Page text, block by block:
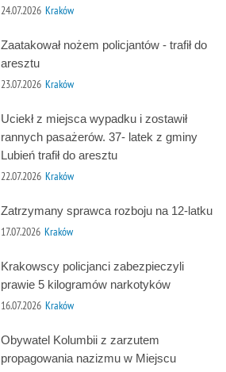
24.07.2026 Kraków
Zaatakował nożem policjantów - trafił do
aresztu
23.07.2026 Kraków
Uciekł z miejsca wypadku i zostawił
rannych pasażerów. 37- latek z gminy
Lubień trafił do aresztu
22.07.2026 Kraków
Zatrzymany sprawca rozboju na 12-latku
17.07.2026 Kraków
Krakowscy policjanci zabezpieczyli
prawie 5 kilogramów narkotyków
16.07.2026 Kraków
Obywatel Kolumbii z zarzutem
propagowania nazizmu w Miejscu